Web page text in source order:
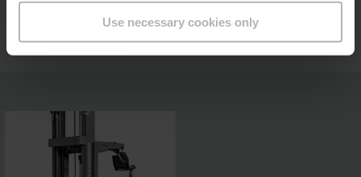
Use necessary cookies only